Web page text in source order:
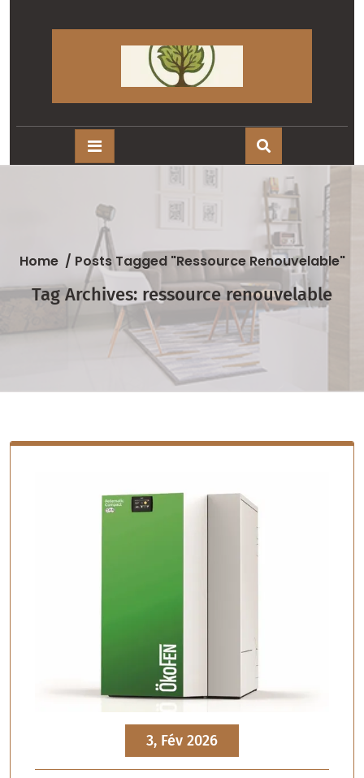
Home/ Posts Tagged "ressource Renouvelable"
Tag Archives: ressource renouvelable
3, Fév 2026